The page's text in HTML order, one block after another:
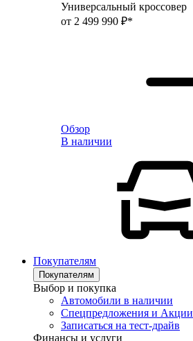
Универсальный кроссовер
от 2 499 990 ₽*
Обзор
В наличии
Покупателям
Покупателям
Выбор и покупка
Автомобили в наличии
Спецпредложения и Акции
Записаться на тест-драйв
Финансы и услуги